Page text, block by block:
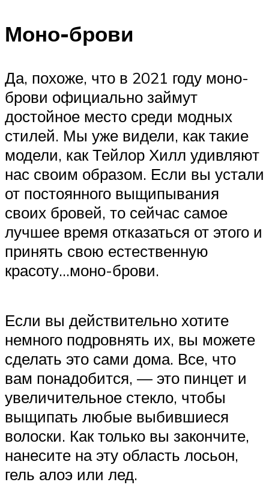
Моно-брови
Да, похоже, что в 2021 году моно-
брови официально займут
достойное место среди модных
стилей. Мы уже видели, как такие
модели, как Тейлор Хилл удивляют
нас своим образом. Если вы устали
от постоянного выщипывания
своих бровей, то сейчас самое
лучшее время отказаться от этого и
принять свою естественную
красоту…моно-брови.
Если вы действительно хотите
немного подровнять их, вы можете
сделать это сами дома. Все, что
вам понадобится, — это пинцет и
увеличительное стекло, чтобы
выщипать любые выбившиеся
волоски. Как только вы закончите,
нанесите на эту область лосьон,
гель алоэ или лед.